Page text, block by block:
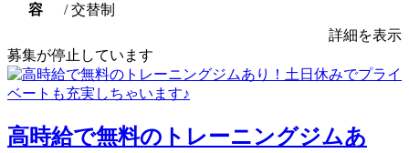
容
/ 交替制
詳細を表示
募集が停止しています
高時給で無料のトレーニングジムあ